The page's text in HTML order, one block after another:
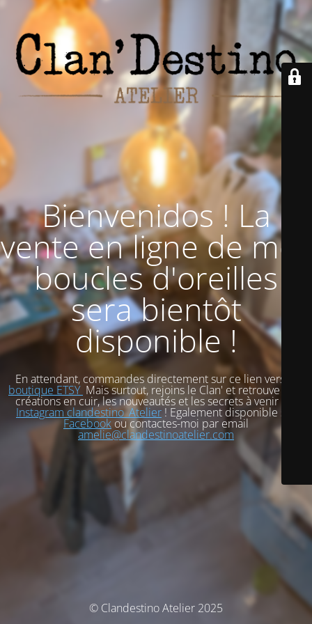
Bienvenidos ! La
vente en ligne de mes
boucles d'oreilles
sera bientôt
disponible !
En attendant, commandes directement sur ce lien vers
boutique ETSY Mais surtout, rejoins le Clan' et retrouve mes
créations en cuir, les nouveautés et les secrets à venir sur
Instagram clandestino_Atelier ! Egalement disponible sur
Facebook ou contactes-moi par email
amelie@clandestinoatelier.com
© Clandestino Atelier 2025